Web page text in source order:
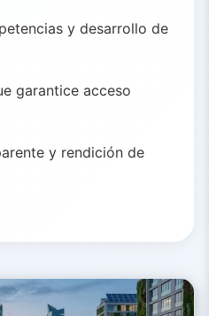
y desarrollo de
garantice acceso
y rendición de